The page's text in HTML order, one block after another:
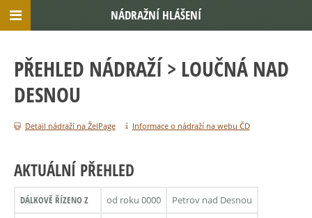
PŘEHLED NÁDRAŽÍ > LOUČNÁ NAD
DESNOU
Detail nádraží na ŽelPage Informace o nádraží na webu ČD
AKTUÁLNÍ PŘEHLED
DÁLKOVĚ ŘÍZENO Z od roku 0000 Petrov nad Desnou
NÁDRAŽNÍ HLÁŠENÍ